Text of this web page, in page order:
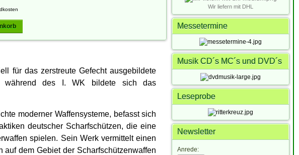
Wir liefern mit DHL
Messetermine
Musik CD´s MC´s und DVD´s
Leseprobe
Newsletter
Anrede:
für das zerstreute Gefecht ausgebildete
während des I. WK bildete sich das
moderner Waffensysteme, befasst sich
deutscher Scharfschützen, die eine
spielen. Sein Werk vermittelt einen
dem Gebiet der Scharfschützenwaffen